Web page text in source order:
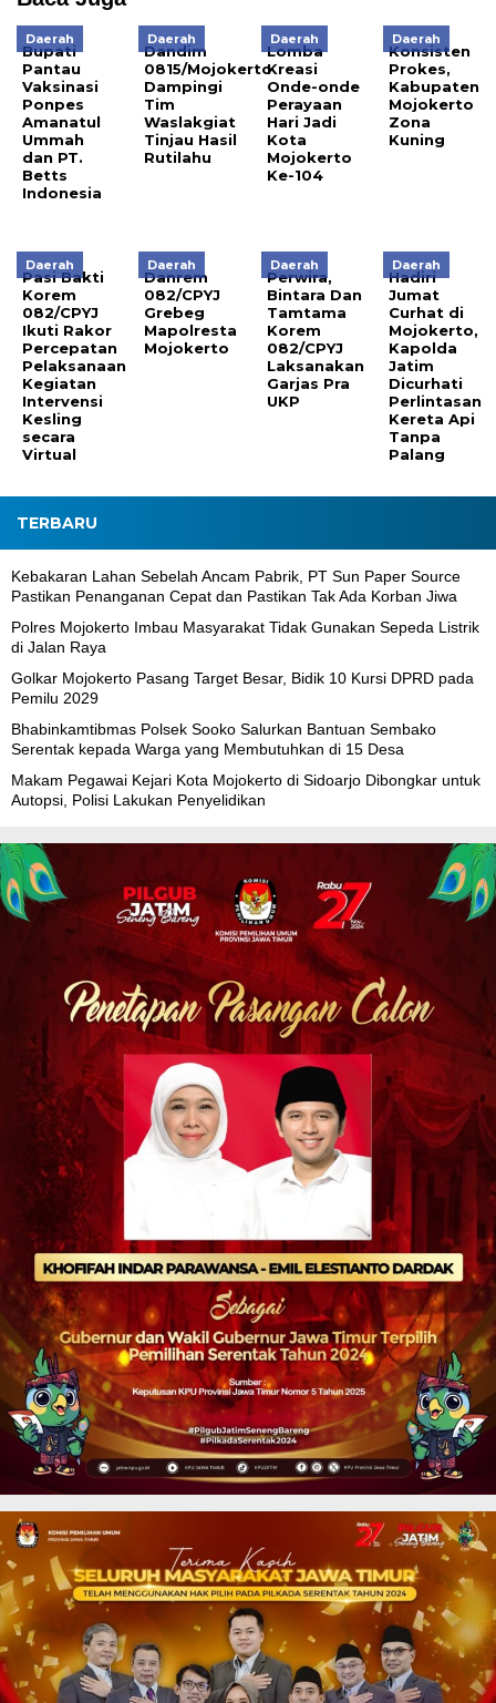
Daerah
Bupati
Pantau
Vaksinasi
Ponpes
Amanatul
Ummah
dan PT.
Betts
Indonesia
Daerah
Dandim
0815/Mojokerto
Dampingi
Tim
Waslakgiat
Tinjau Hasil
Rutilahu
Daerah
Lomba
Kreasi
Onde-onde
Perayaan
Hari Jadi
Kota
Mojokerto
Ke-104
Daerah
Konsisten
Prokes,
Kabupaten
Mojokerto
Zona
Kuning
Daerah
Pasi Bakti
Korem
082/CPYJ
Ikuti Rakor
Percepatan
Pelaksanaan
Kegiatan
Intervensi
Kesling
secara
Virtual
Daerah
Danrem
082/CPYJ
Grebeg
Mapolresta
Mojokerto
Daerah
Perwira,
Bintara Dan
Tamtama
Korem
082/CPYJ
Laksanakan
Garjas Pra
UKP
Daerah
Hadiri
Jumat
Curhat di
Mojokerto,
Kapolda
Jatim
Dicurhati
Perlintasan
Kereta Api
Tanpa
Palang
TERBARU
Kebakaran Lahan Sebelah Ancam Pabrik, PT Sun Paper Source
Pastikan Penanganan Cepat dan Pastikan Tak Ada Korban Jiwa
Polres Mojokerto Imbau Masyarakat Tidak Gunakan Sepeda Listrik
di Jalan Raya
Golkar Mojokerto Pasang Target Besar, Bidik 10 Kursi DPRD pada
Pemilu 2029
Bhabinkamtibmas Polsek Sooko Salurkan Bantuan Sembako
Serentak kepada Warga yang Membutuhkan di 15 Desa
Makam Pegawai Kejari Kota Mojokerto di Sidoarjo Dibongkar untuk
Autopsi, Polisi Lakukan Penyelidikan